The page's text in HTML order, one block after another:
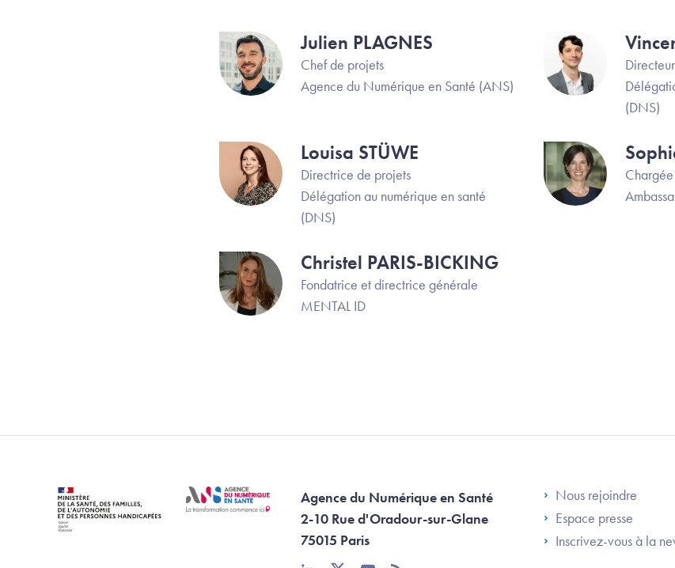
Image Julien PLAGNES
Chef de projets
Agence du Numérique en Santé (ANS)
Image
(DNS)
Image Louisa STÜWE
Directrice de projets
Délégation au numérique en santé
(DNS)
Image
Image Christel PARIS-BICKING
Fondatrice et directrice générale
MENTAL ID
Agence du Numérique en Santé
2-10 Rue d'Oradour-sur-Glane
75015 Paris
Footer Left
Nous rejoindre
Espace presse
Inscrivez-vous à la